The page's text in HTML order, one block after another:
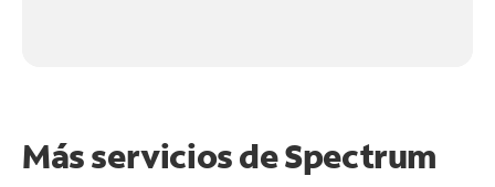
Más servicios de Spectrum